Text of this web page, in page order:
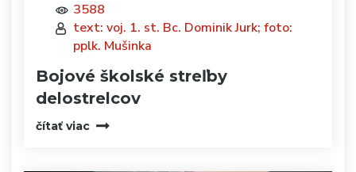
3588
text: voj. 1. st. Bc. Dominik Jurk; foto:
pplk. Mušinka
Bojové školské streľby
delostrelcov
čítať viac